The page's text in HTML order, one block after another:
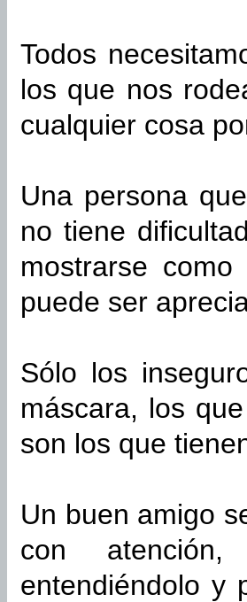
Todos
los que nos
cualquier cosa
Una persona
no tiene
mostrarse
puede ser
Sólo los
máscara, los
son los que
Un buen amigo
con
entendiéndolo y